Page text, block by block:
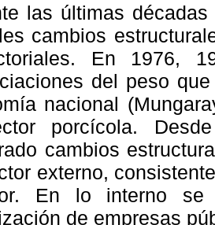
las últimas
cambios
En 1976,
del peso
nacional
porcícola.
cambios
externo,
En lo interno se
de empresas